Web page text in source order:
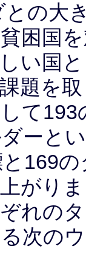
の大
困国
い国
題を
て193
ーと
169
がり
れの
次の